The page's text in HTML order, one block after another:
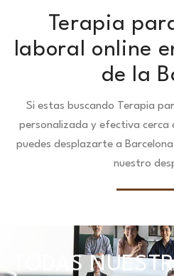
Terapia
laboral online
de la
Si estas buscando Terapia
personalizada y efectiva cerca
puedes desplazarte a
nuestro
TODAS